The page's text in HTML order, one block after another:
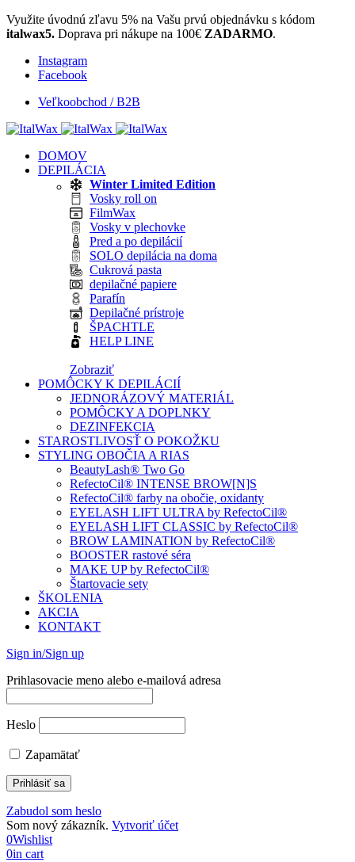
Využite úvodnú zľavu 5% na Vašu prvú objednávku s kódom
italwax5. Doprava pri nákupe na 100€ ZADARMO.
Instagram
Facebook
Veľkoobchod / B2B
DOMOV
DEPILÁCIA
Winter Limited Edition
Vosky roll on
FilmWax
Vosky v plechovke
Pred a po depilácií
SOLO depilácia na doma
Cukrová pasta
depilačné papiere
Parafín
Depilačné prístroje
ŠPACHTLE
HELP LINE
Zobraziť
POMÔCKY K DEPILÁCIÍ
JEDNORÁZOVÝ MATERIÁL
POMÔCKY A DOPLNKY
DEZINFEKCIA
STAROSTLIVOSŤ O POKOŽKU
STYLING OBOČIA A RIAS
BeautyLash® Two Go
RefectoCil® INTENSE BROW[N]S
RefectoCil® farby na obočie, oxidanty
EYELASH LIFT ULTRA by RefectoCil®
EYELASH LIFT CLASSIC by RefectoCil®
BROW LAMINATION by RefectoCil®
BOOSTER rastové séra
MAKE UP by RefectoCil®
Štartovacie sety
ŠKOLENIA
AKCIA
KONTAKT
Sign in/Sign up
Prihlasovacie meno alebo e-mailová adresa
Heslo
Zapamätať
Zabudol som heslo
Som nový zákazník. Vytvoriť účet
0Wishlist
0in cart